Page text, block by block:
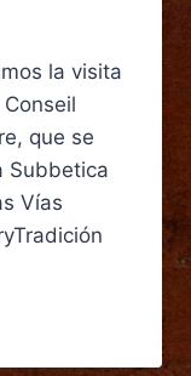
la visita
que se
Subbetica
Vías